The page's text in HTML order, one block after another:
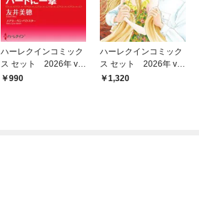
ハーレクインコミック
ス セット 2026年 vo
l.934
990
ハーレクインコミック
ス セット 2026年 vo
l.1000
1,320